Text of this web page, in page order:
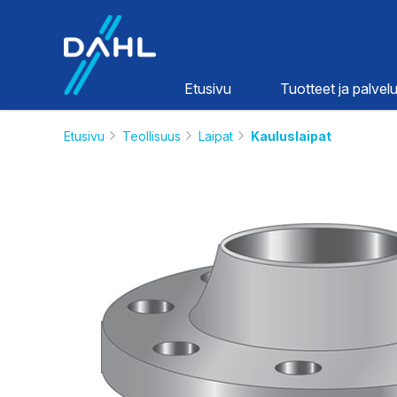
Etusivu Tuotteet ja
vesi
Etusivu Teollisuus Laipat Kauluslaipat